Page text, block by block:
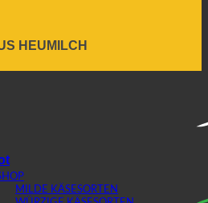
HEUMILCH
MILDE KÄSESORTEN